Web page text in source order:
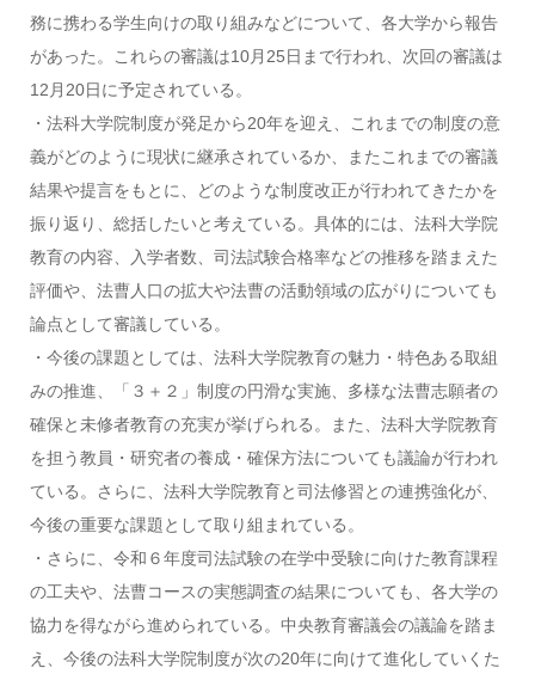
務に携わる学生向けの取り組みなどについて、各大学から報告
があった。これらの審議は10月25日まで行われ、次回の審議は
12月20日に予定されている。
・法科大学院制度が発足から20年を迎え、これまでの制度の意
義がどのように現状に継承されているか、またこれまでの審議
結果や提言をもとに、どのような制度改正が行われてきたかを
振り返り、総括したいと考えている。具体的には、法科大学院
教育の内容、入学者数、司法試験合格率などの推移を踏まえた
評価や、法曹人口の拡大や法曹の活動領域の広がりについても
論点として審議している。
・今後の課題としては、法科大学院教育の魅力・特色ある取組
みの推進、「３＋２」制度の円滑な実施、多様な法曹志願者の
確保と未修者教育の充実が挙げられる。また、法科大学院教育
を担う教員・研究者の養成・確保方法についても議論が行われ
ている。さらに、法科大学院教育と司法修習との連携強化が、
今後の重要な課題として取り組まれている。
・さらに、令和６年度司法試験の在学中受験に向けた教育課程
の工夫や、法曹コースの実態調査の結果についても、各大学の
協力を得ながら進められている。中央教育審議会の議論を踏ま
え、今後の法科大学院制度が次の20年に向けて進化していくた